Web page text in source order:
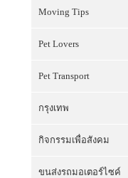
Moving Tips
Pet Lovers
Pet Transport
กรุงเทพ
กิจกรรมเพื่อสังคม
ขนส่งรถมอเตอร์ไซค์